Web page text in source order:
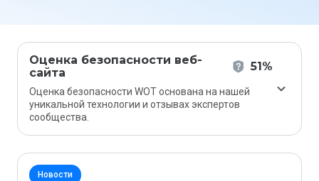
Оценка безопасности веб-
сайта
51%
Оценка безопасности WOT основана на нашей
уникальной технологии и отзывах экспертов
сообщества.
Новости